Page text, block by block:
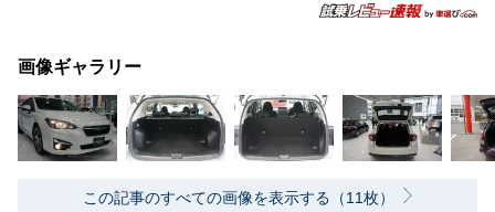
画像ギャラリー
この記事のすべての画像を表示する（11枚）